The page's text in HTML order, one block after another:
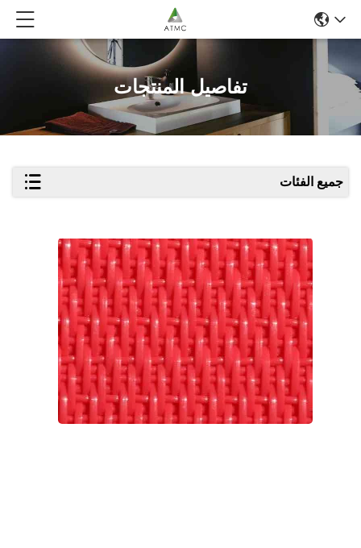
تفاصيل المنتجات
جميع الفئات